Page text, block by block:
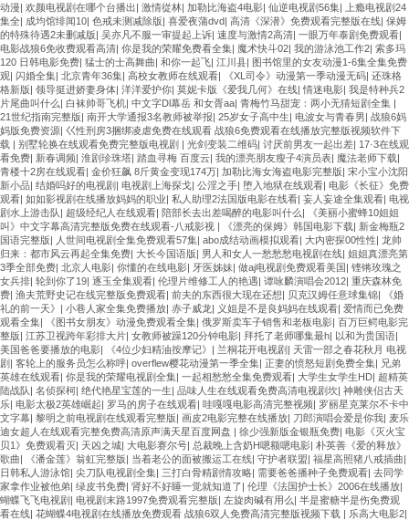
动漫| 欢颜电视剧在哪个台播出| 激情從林| 加勒比海盗4电影| 仙逆电视剧56集|
上瘾电视剧24
集全| 成均馆绯闻10| 色戒未测减除版| 喜爱夜蒲dvd| 高清《深潜》免费观看完整版在线| 保姆
的特殊待遇2未删减版| 吴亦凡不服一审提起上诉| 速度与激情2高清| 一眼万年泰剧免费观看|
电影战狼6免收费观看高清| 你是我的荣耀免费看全集| 魔术快斗02| 我的游泳池工作2| 索多玛
120 日韩电影免费| 猛士的士高舞曲| 和你一起飞| 江川县| 图书馆里的女友动漫1-6集全集免费
观| 闪婚全集| 北京青年36集| 高校女教师在线观看| 《XL司令》动漫第一季动漫无码| 还珠格
格新版| 领导挺进娇妻身体| 洋洋爱护你| 莫妮卡版《爱我几何》在线|情迷电影| 我是特种兵2
片尾曲叫什么| 白袜帅哥飞机| 中文字Dl幕岳 和女胥aa| 青梅竹马甜宠：两小无猜短剧全集 |
21世纪指南完整版| 南开大学通报3名教师被举报| 25岁女子高中生| 电波女与青春男| 战狼6妈
妈版免费资源| 巜性刑房3捆绑凌虐免费在线观看 战狼6免费观看在线播放完整版视频软件下
载 | 别墅轮换在线观看免费完整版电视剧 | 光剑变装二维码| 讨厌前男友一起出差| 17·3在线观
看免费| 新春调频| 淮剧珍珠塔| 踏血寻梅 百度云| 我的漂亮朋友瘦子4演员表| 魔法老师下载|
青楼十2房在线观看| 金价狂飙 8斤黄金变现174万| 加勒比海女海盗电影完整版| 宋小宝小沈阳
新小品| 结婚吗好的电视剧 | 电视剧上海探戈| 公淫之手| 堕入地狱在线观看| 电影《长征》免费
观看| 如如影视剧在线播放妈妈的职业| 私人助理2法国版电影在线看| 妄人妄途全集观看| 电视
剧水上游击队 | 超级经纪人在线观看| 陪部长去出差喝醉的电影叫什么|
《美丽小蜜蜂10姐姐
叫》中文字幕高清完整版免费在线观看-八戒影视 | 《漂亮的保姆》韩国电影下载| 新金梅瓶2
国语完整版| 人世间电视剧全集免费观看57集| abo成结动画模拟观看| 大内密探00性性| 龙帅
归来：都市风云再起全集免费| 大长今国语版| 男人和女人一愁愁愁电视剧在线| 姐姐真漂亮第
3季全部免费| 北京人电影| 你懂的在线电影| 牙医姊妹| 做aj电视剧免费观看美国| 铿锵玫瑰之
女兵排| 轮到你了19| 逐玉全集观看| 伦理片维修工人的艳遇| 谭咏麟演唱会2012| 重庆森林免
费| 渔夫荒野史记在线完整版免费观看| 前夫的东西很大现在还想| 贝克汉姆任意球集锦|
《婚
礼的前一天》 | 小巷人家全集免费播放| 赤子威龙| 义姐是不是良妈妈在线观看| 爱情而已免费
观看全集| 《图书女朋友》动漫免费观看全集| 俄罗斯卖车子销售和老板电影| 百万巨鳄电影完
整版| 江苏卫视跨年彩排大片| 女教师被躁120分钟电影| 拜托了老师哪集最h| 以和为贵国语|
美国爸爸要播放的电影| 《4位少妇精油按摩记》 | 兰桐花开电视剧 | 天雷一部之春花秋月 电视
剧 | 客轮上的服务员怎么称呼| overflew樱花动漫第一季全集| 正妻的愤怒短剧免费全集| 兄弟
英雄在线观看| 你是我的荣耀电视剧全集| 一起相愁愁全集免费观看| 大学生女学生HD| 超精英
陆战队 | 名侦探柯| 绝代艳星宝莲的一生| 品味人生在线观看免费高清电视剧坎| 神雕侠侣古天
乐| 电影太极2英雄崛起| 罗马的房子在线观看| 哇嘎嘎电影高清完整视频| 罗丽星克莱尔不卡中
文字幕| 黎明之前电视剧在线观看完整版| 画皮2电影完整在线播放| 刀郎演唱会爱是你我| 麦乐
迪女超人在线观看完整免费高清原声满天星百度网盘 | 徐少强新版金银瓶免费| 电影《灭火宝
贝1》免费观看灭| 天凶之城| 大电影赛尔号| 总裁晚上含奶H嗯额嗯电影| 朴英善《爱的释放》
歌曲| 《潘金莲》翁虹完整版| 当着老公的面被搬运工在线| 守护者联盟| 福星高照猪八戒插曲|
日韩私人游泳馆| 尖刀队电视剧全集| 三打白骨精剧情攻略| 需要爸爸播种子免费观看| 去同学
家拿作业被他弟| 绿皮书免费| 肾好不好睡一觉就知道了| 伦理《法国护士长》2006在线播放|
蝴蝶飞飞电视剧 | 电视剧末路1997免费观看完整版| 左旋肉碱有用么| 半是蜜糖半是伤免费观
看在线| 花蝴蝶4电视剧在线播放免费观看 战狼6双人免费高清完整版视频下载 | 乐高大电影2|